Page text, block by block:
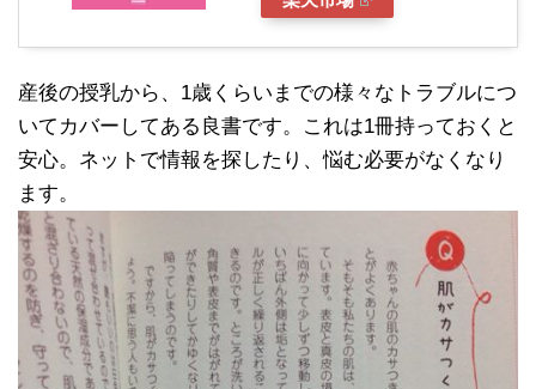
産後の授乳から、1歳くらいまでの様々なトラブルにつ
いてカバーしてある良書です。これは1冊持っておくと
安心。ネットで情報を探したり、悩む必要がなくなり
ます。